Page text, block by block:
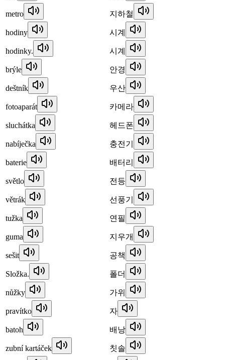
metro 지하철
hodiny 시계
hodinky. 시계
brýle 안경
deštník 우산
fotoaparát 카메라
sluchátka 헤드폰
nabíječka 충전기
baterie 배터리
světlo 전등
větrák 선풍기
tužka 연필
guma 지우개
sešit 공책
Složka. 폴더
nůžky 가위
pravítko 자
batoh 배낭
zubní kartáček 칫솔